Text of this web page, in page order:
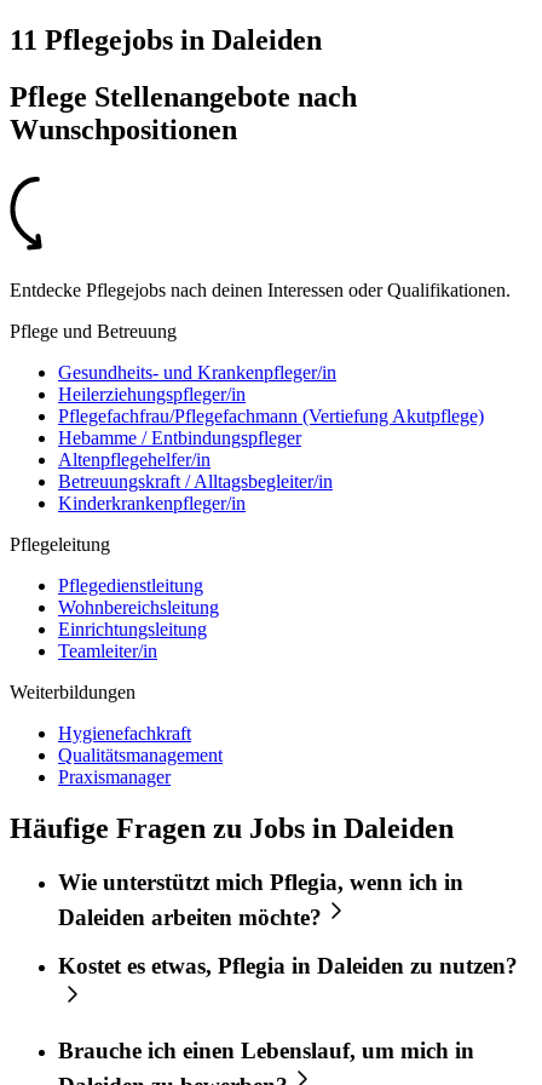
11 Pflegejobs in Daleiden
Pflege Stellenangebote nach
Wunschpositionen
Entdecke Pflegejobs nach deinen Interessen oder Qualifikationen.
Pflege und Betreuung
Gesundheits- und Krankenpfleger/in
Heilerziehungspfleger/in
Pflegefachfrau/Pflegefachmann (Vertiefung Akutpflege)
Hebamme / Entbindungspfleger
Altenpflegehelfer/in
Betreuungskraft / Alltagsbegleiter/in
Kinderkrankenpfleger/in
Pflegeleitung
Pflegedienstleitung
Wohnbereichsleitung
Einrichtungsleitung
Teamleiter/in
Weiterbildungen
Hygienefachkraft
Qualitätsmanagement
Praxismanager
Häufige Fragen zu Jobs in Daleiden
Wie unterstützt mich Pflegia, wenn ich in
Daleiden arbeiten möchte?
Kostet es etwas, Pflegia in Daleiden zu nutzen?
Brauche ich einen Lebenslauf, um mich in